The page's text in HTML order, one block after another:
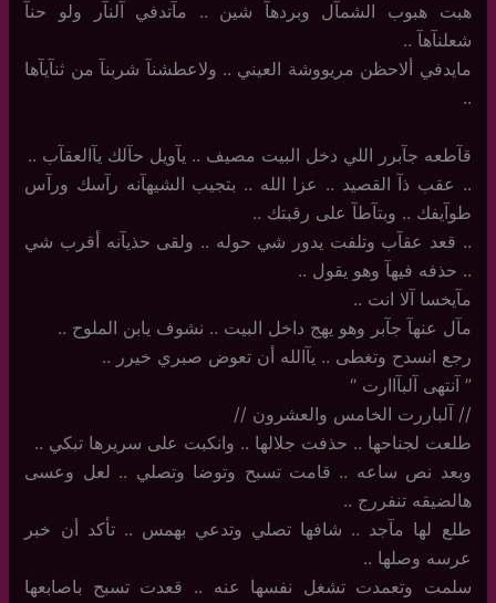
هبت هبوب الشمآل وبردهآ شين .. مآتدفي آلنآر ولو حنآ
شعلنآهآ ..
مايدفي ألاحظن مريووشة العيني .. ولاعطشنآ شربنآ من ثنآيآها
..
قآطعه جآبرر اللي دخل البيت مصيف .. يآويل حآلك يآالعقآب ..
..‏ عقب ذآ القصيد .. عزا الله .. بتجيب الشيهآنه رآسك ورآس
طوآيفك .. وبتآطآ على رقبتك ..
..‏ قعد عقآب وتلفت يدور شي حوله .. ولقى حذيآنه أقرب شي
.. حذفه فيهآ وهو يقول ..
مآيخسا آلا انت ..
مآل عنهآ جآبر وهو يهج داخل البيت .. نشوف يابن الملوح ..
رجع انسدح وتغطى ‏.. يآالله أن تعوض صبري خيرر ..
‏”‏ آنتهى آلبآاارت “
//‏ آلباررت الخامس والعشرون //
طلعت لجناحها .. حذفت جلالها .. وانكبت على سريرها تبكي ..
وبعد نص ساعه .. قامت تسبح وتوضا وتصلي .. لعل وعسى
هالضيقه تنفررج ..
طلع لها مآجد .. شافها تصلي وتدعي بهمس ‏.. تأكد أن خبر
عرسه وصلها ..
سلمت وتعمدت تشغل نفسها عنه .. قعدت تسبح باصابعها